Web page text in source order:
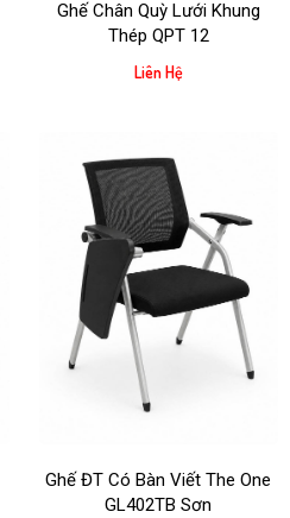
Ghế Chân Quỳ Lưới Khung
Thép QPT 12
Liên Hệ
Ghế ĐT Có Bàn Viết The One
GL402TB Sơn